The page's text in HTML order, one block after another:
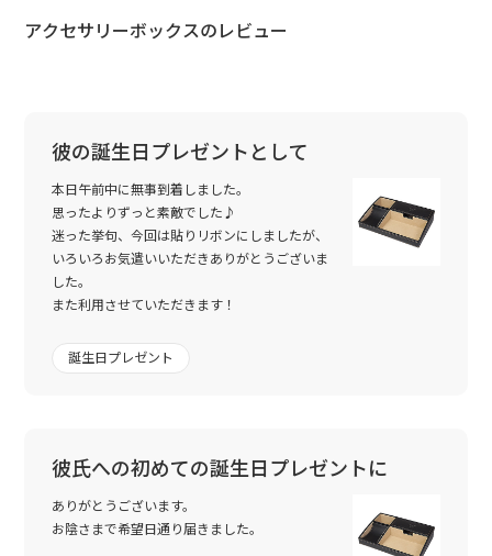
アクセサリーボックスのレビュー
彼の誕生日プレゼントとして
本日午前中に無事到着しました。
思ったよりずっと素敵でした♪
迷った挙句、今回は貼りリボンにしましたが、
いろいろお気遣いいただきありがとうございま
した。
また利用させていただきます！
誕生日プレゼント
彼氏への初めての誕生日プレゼントに
ありがとうございます。
お陰さまで希望日通り届きました。